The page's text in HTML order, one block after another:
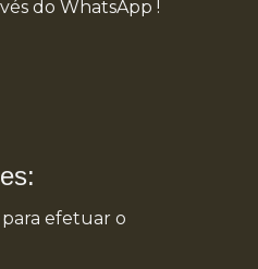
do WhatsApp !
para efetuar o